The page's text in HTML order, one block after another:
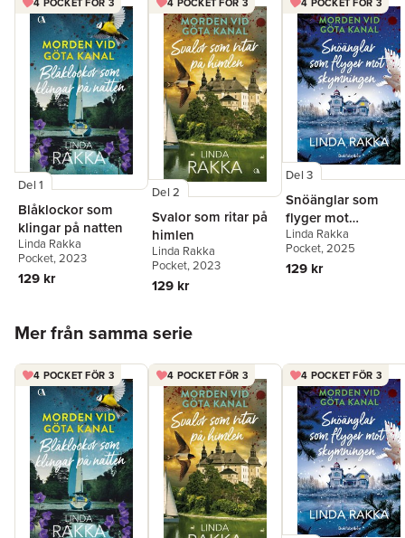
Del 1
Blåklockor som
klingar på natten
Linda Rakka
Pocket, 2023
129 kr
Del 2
Svalor som ritar på
himlen
Linda Rakka
Pocket, 2023
129 kr
Del 3
Snöänglar som
flyger mot
skymningen
Linda Rakka
Pocket, 2025
129 kr
Mer från samma serie
4 POCKET FÖR 3 4 POCKET FÖR 3 4 POCKET FÖR 3